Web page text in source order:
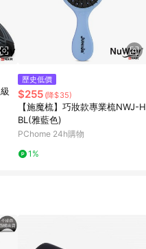
歷史低價
$255 (降$35)
【施魔梳】巧妝款專業梳NWJ-H
BL(雅藍色)
PChome 24h購物
1%